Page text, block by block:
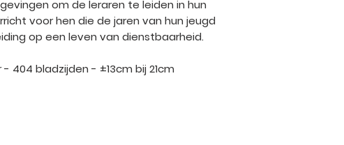
om de leraren te leiden in hun
voor hen die de jaren van hun jeugd
op een leven van dienstbaarheid.
404 bladzijden - ±13cm bij 21cm